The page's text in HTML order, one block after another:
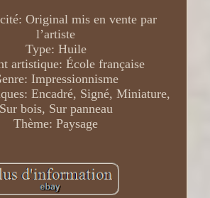
Original mis en vente par
l’artiste
Type: Huile
artistique: École française
Impressionnisme
Encadré, Signé, Miniature,
Sur bois, Sur panneau
Thème: Paysage